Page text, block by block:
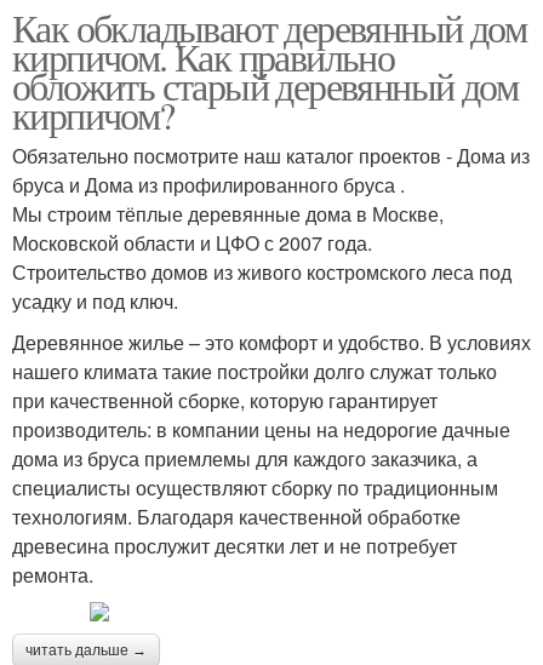
Как обкладывают деревянный дом
кирпичом. Как правильно
обложить старый деревянный дом
кирпичом?
Обязательно посмотрите наш каталог проектов - Дома из
бруса и Дома из профилированного бруса .
Мы строим тёплые деревянные дома в Москве,
Московской области и ЦФО с 2007 года.
Строительство домов из живого костромского леса под
усадку и под ключ.
Деревянное жилье – это комфорт и удобство. В условиях
нашего климата такие постройки долго служат только
при качественной сборке, которую гарантирует
производитель: в компании цены на недорогие дачные
дома из бруса приемлемы для каждого заказчика, а
специалисты осуществляют сборку по традиционным
технологиям. Благодаря качественной обработке
древесина прослужит десятки лет и не потребует
ремонта.
читать дальше →